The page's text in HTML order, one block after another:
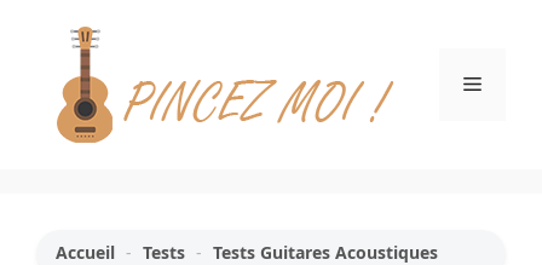
contenu
Menu
Accueil - Tests - Tests Guitares Acoustiques